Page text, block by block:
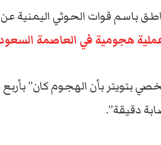
باسم قوات الحوثي اليمنية
هجومية في العاصمة
بتويتر بأن الهجوم كان”
دقيقة”.